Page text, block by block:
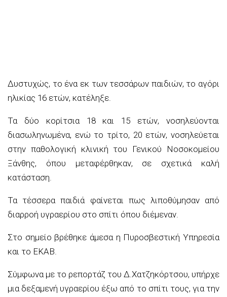
Δυστυχώς, το ένα εκ των τεσσάρων παιδιών, το αγόρι
ηλικίας 16 ετών, κατέληξε.
Τα δύο κορίτσια 18 και 15 ετών, νοσηλεύονται
διασωληνωμένα, ενώ το τρίτο, 20 ετών, νοσηλεύεται
στην παθολογική κλινική του Γενικού Νοσοκομείου
Ξάνθης, όπου μεταφέρθηκαν, σε σχετικά καλή
κατάσταση.
Τα τέσσερα παιδιά φαίνεται πως λιποθύμησαν από
διαρροή υγραερίου στο σπίτι όπου διέμεναν.
Στο σημείο βρέθηκε άμεσα η Πυροσβεστική Υπηρεσία
και το ΕΚΑΒ.
Σύμφωνα με το ρεπορτάζ του Δ.Χατζηκόρτσου, υπήρχε
μια δεξαμενή υγραερίου έξω από το σπίτι τους, για την